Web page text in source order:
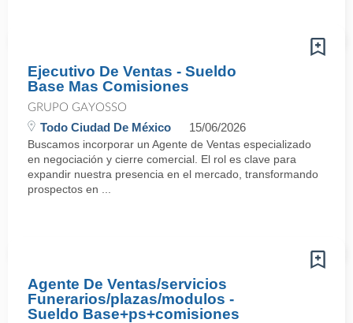
Ejecutivo De Ventas - Sueldo
Base Mas Comisiones
GRUPO GAYOSSO
Todo Ciudad De México 15/06/2026
Buscamos incorporar un Agente de Ventas especializado
en negociación y cierre comercial. El rol es clave para
expandir nuestra presencia en el mercado, transformando
prospectos en ...
Agente De Ventas/servicios
Funerarios/plazas/modulos -
Sueldo Base+ps+comisiones